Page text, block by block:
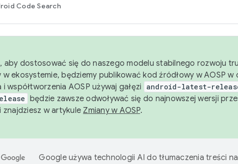
Code Search
aby dostosować się do naszego modelu stabilnego rozwoju
ekosystemie, będziemy publikować kod źródłowy w AOSP
współtworzenia AOSP używaj gałęzi
android-latest-
będzie zawsze odwoływać się do najnowszej wersji
znajdziesz w artykule Zmiany w AOSP.
Google używa technologii AI do tłumaczenia treści